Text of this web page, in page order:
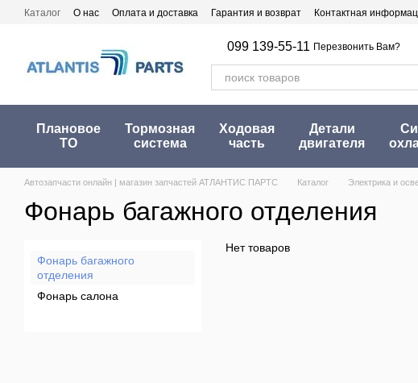
Перейти к основному контенту
Каталог О нас Оплата и доставка Гарантия и возврат Контактная
099 139-55-11 Перезвонить Вам?
Плановое
ТО
Тормозная
система
Ходовая
часть
Детали
двигателя
Автозапчасти онлайн | магазин запчастей АТЛАНТИС ПАРТС Каталог Электрика и
Фонарь багажного отделения
Нет товаров
Фонарь багажного
отделения
Фонарь салона